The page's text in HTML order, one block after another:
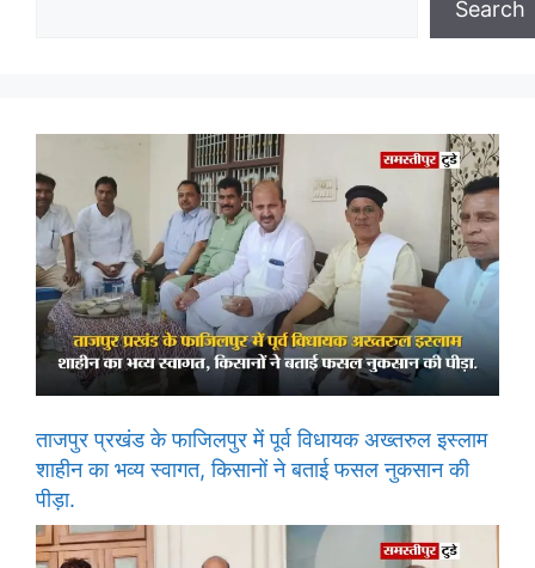
Search
ताजपुर प्रखंड के फाजिलपुर में पूर्व विधायक अख्तरुल इस्लाम
शाहीन का भव्य स्वागत, किसानों ने बताई फसल नुकसान की
पीड़ा.